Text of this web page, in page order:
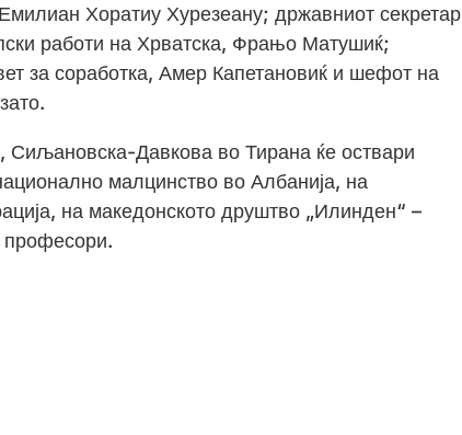
Хоратиу Хурезеану; државниот секретар
работи на Хрватска, Фрањо Матушиќ;
за соработка, Амер Капетановиќ и шефот на
Сиљановска-Давкова во Тирана ќе оствари
малцинство во Албанија, на
на македонското друштво „Илинден“ –
професори.